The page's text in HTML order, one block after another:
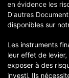
en évidence les
D'autres
disponibles sur
Les instruments
leur effet de
exposer à des
investi. Ils